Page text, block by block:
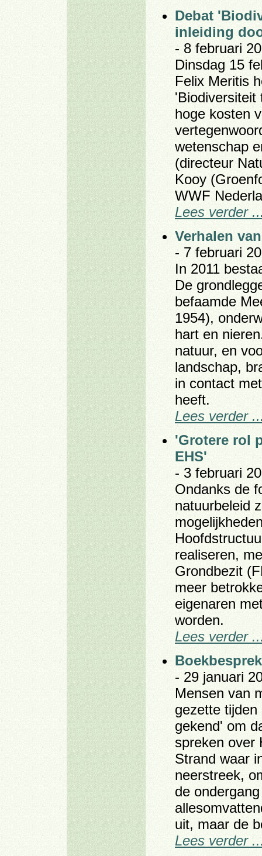
Debat
inleiding
- 8 februari
Dinsdag 15
Felix Meritis
'Biodiversiteit
hoge kosten
wetenschap
(directeur
Kooy
WWF
Lees verder
Verhalen
- 7 februari
In 2011
De
befaamde
1954),
hart en
natuur, en
landschap,
in contact
heeft.
Lees verder
'Grotere rol
EHS'
- 3 februari
Ondanks de
natuurbeleid
realiseren,
Grondbezit
meer
eigenaren
worden.
Lees verder
- 29 januari
Mensen van
gezette
gekend' om
spreken over
Strand waar
neerstreek,
de
uit, maar de
Lees verder